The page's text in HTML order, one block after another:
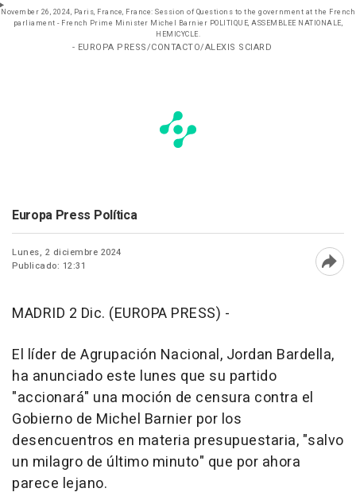
November 26, 2024, Paris, France, France: Session of Questions to the government at the French
parliament - French Prime Minister Michel Barnier POLITIQUE, ASSEMBLEE NATIONALE,
HEMICYCLE.
- EUROPA PRESS/CONTACTO/ALEXIS SCIARD
Europa Press Política
Lunes, 2 diciembre 2024
Publicado: 12:31
MADRID 2 Dic. (EUROPA PRESS) -
El líder de Agrupación Nacional, Jordan Bardella,
ha anunciado este lunes que su partido
"accionará" una moción de censura contra el
Gobierno de Michel Barnier por los
desencuentros en materia presupuestaria, "salvo
un milagro de último minuto" que por ahora
parece lejano.